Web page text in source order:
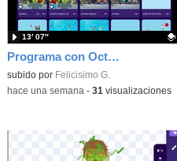
Programa con OctoStudio, un juego de disparos contra Zombies con un cargador basado en el House of the dead
Contenido educativo.
subido por Felicisimo G.
13′ 07″
-hace una semana - 31 visualizaciones